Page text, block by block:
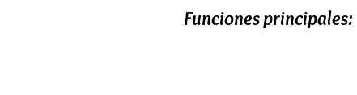
Funciones principales: